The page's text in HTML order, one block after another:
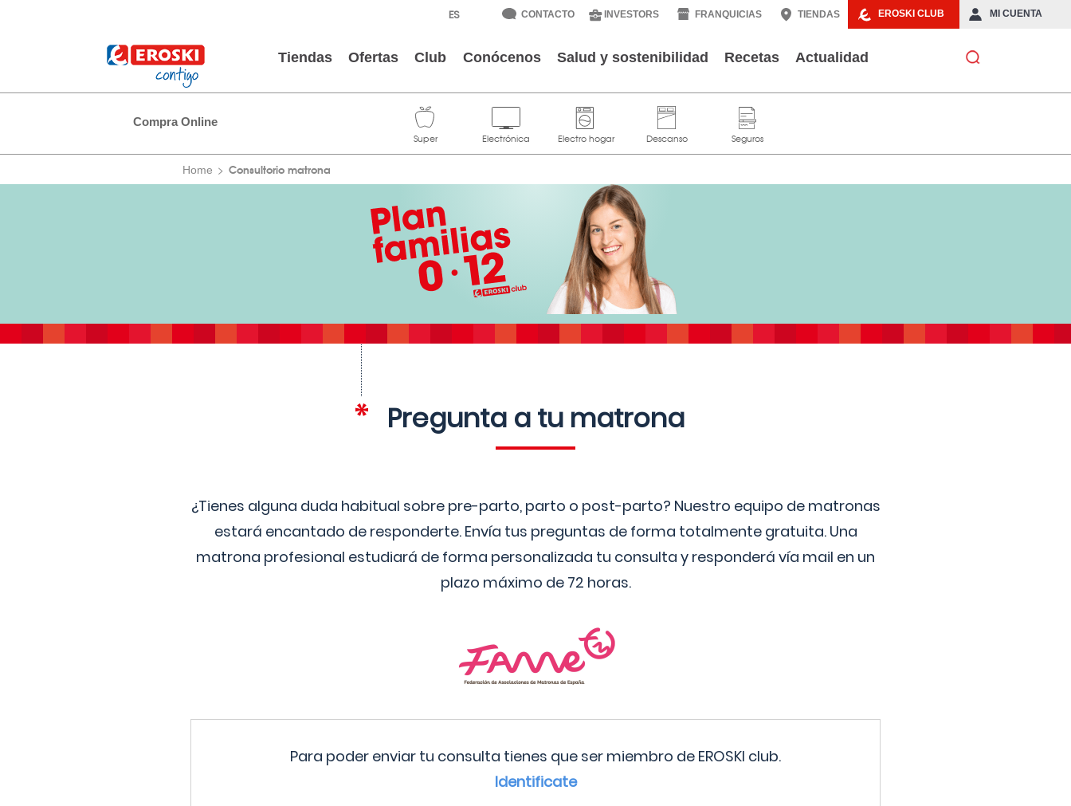
EROSKI CLUB MI CUENTA
CONTACTO INVESTORS FRANQUICIAS TIENDAS
Tiendas Ofertas Club Conócenos Salud y sostenibilidad Recetas Actualidad
Compra Online
Home Consultorio matrona
Pregunta a tu matrona
¿Tienes alguna duda habitual sobre pre-parto, parto o post-parto? Nuestro equipo de matronas
estará encantado de responderte. Envía tus preguntas de forma totalmente gratuita. Una
matrona profesional estudiará de forma personalizada tu consulta y responderá vía mail en un
plazo máximo de 72 horas.
Para poder enviar tu consulta tienes que ser miembro de EROSKI club.
Identificate